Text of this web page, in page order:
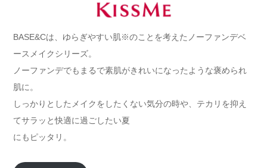
BASE&Cは、ゆらぎやすい肌※のことを考えたノーファンデベ
ースメイクシリーズ。
ノーファンデでもまるで素肌がきれいになったような褒められ
肌に。
しっかりとしたメイクをしたくない気分の時や、テカリを抑え
てサラッと快適に過ごしたい夏
にもピッタリ。